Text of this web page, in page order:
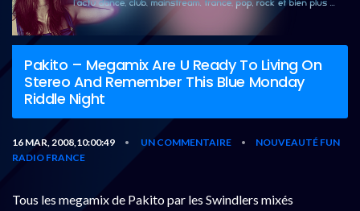
Pakito – Megamix Are U Ready To Living On
Stereo And Remember This Blue Monday
Riddle Night
16 MAR, 2008,10:00:49 • UN COMMENTAIRE •
NOUVEAUTÉ FUN
RADIO FRANCE
Tous les megamix de Pakito par les Swindlers mixés